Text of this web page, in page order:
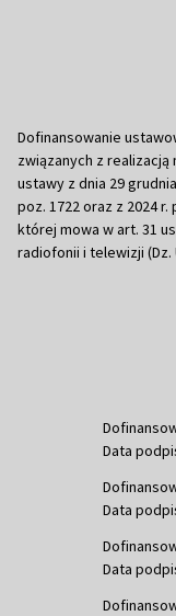
Dofinansowanie
związanych z
ustawy z dnia 29
poz. 1722 oraz z 2024
której mowa w art. 31
radiofonii i telewizji (Dz.
Data
Data
Data